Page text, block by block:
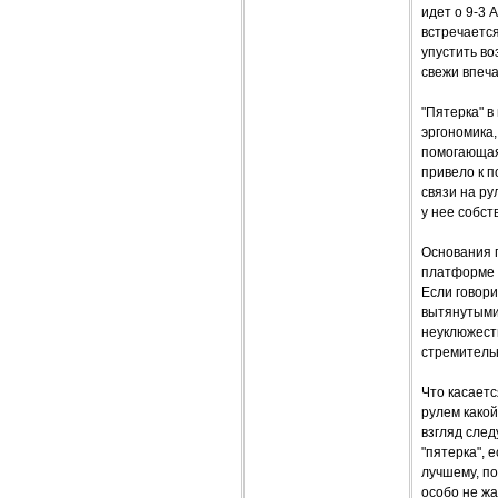
идет о 9-3
упустить
свежи
"Пятерка"
привело к
связи на
у нее
Основания
платформе
Если
Что
рулем
взгляд
"пятерка",
лучшему,
особо не